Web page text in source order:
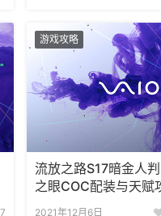
游戏攻略
流放之路S17暗金人
之眼COC配装与天赋
2021年12月6日